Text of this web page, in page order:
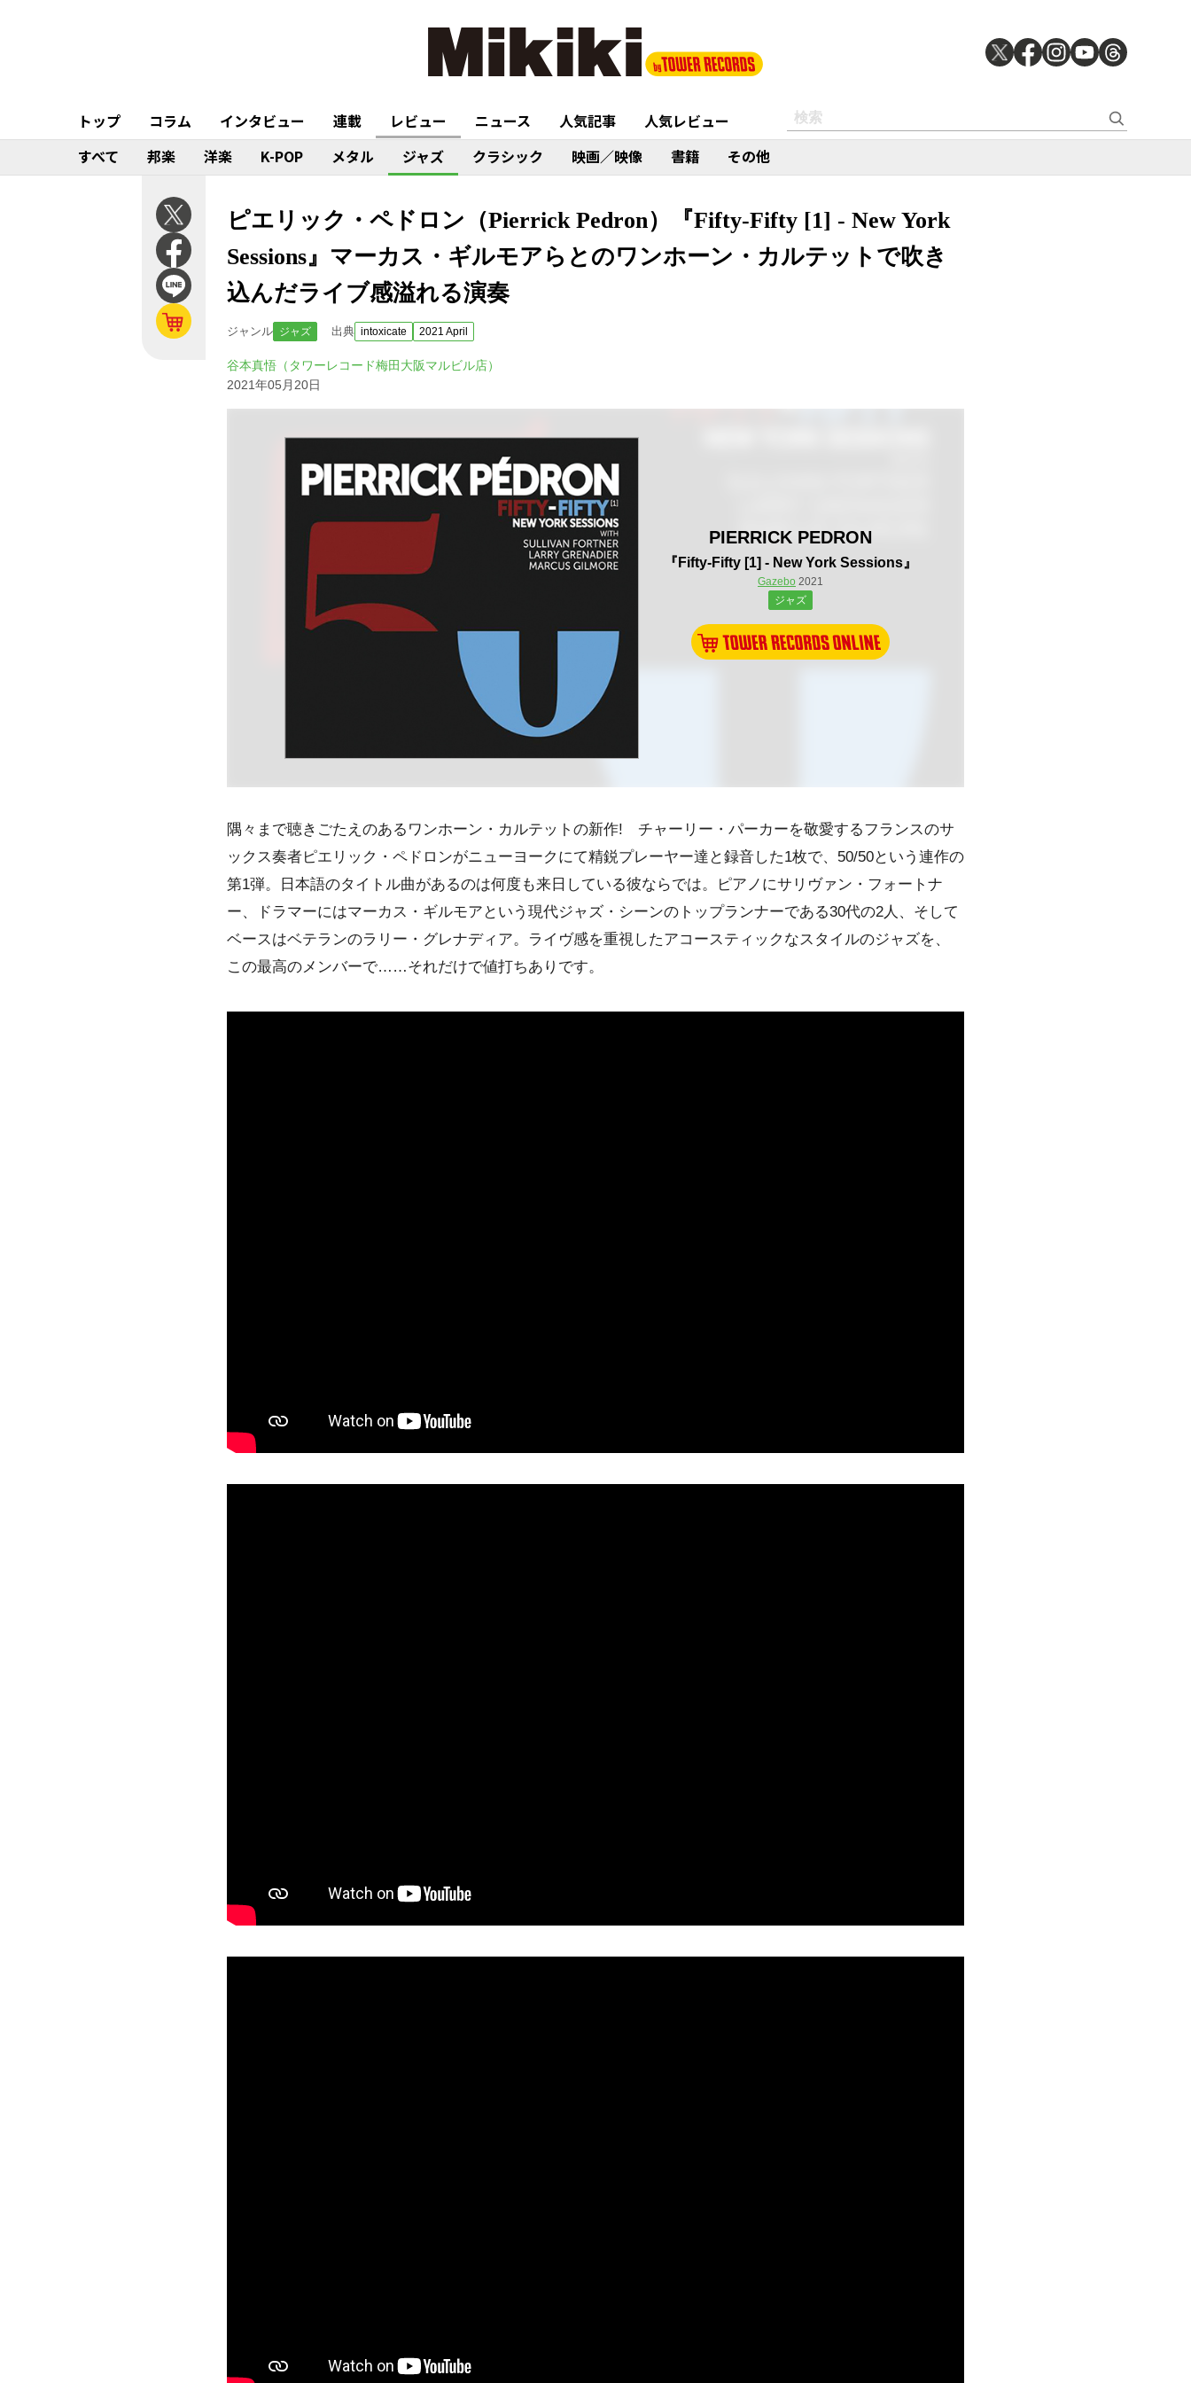
トップ コラム インタビュー 連載 レビュー ニュース 人気記事
人気レビュー
すべて
邦楽 洋楽 K-POP メタル ジャズ クラシック 映画／映像 書籍 その他
ピエリック・ペドロン（Pierrick Pedron）『Fifty-Fifty [1] - New York
Sessions』マーカス・ギルモアらとのワンホーン・カルテットで吹き
込んだライブ感溢れる演奏
ジャンル ジャズ 出典 intoxicate 2021 April
谷本真悟（タワーレコード梅田大阪マルビル店）
2021年05月20日
PIERRICK PEDRON
『Fifty-Fifty [1] - New York Sessions』
Gazebo 2021
ジャズ
隅々まで聴きごたえのあるワンホーン・カルテットの新作! チャーリー・パーカーを敬愛するフランスのサ
ックス奏者ピエリック・ペドロンがニューヨークにて精鋭プレーヤー達と録音した1枚で、50/50という連作の
第1弾。日本語のタイトル曲があるのは何度も来日している彼ならでは。ピアノにサリヴァン・フォートナ
ー、ドラマーにはマーカス・ギルモアという現代ジャズ・シーンのトップランナーである30代の2人、そして
ベースはベテランのラリー・グレナディア。ライヴ感を重視したアコースティックなスタイルのジャズを、
この最高のメンバーで……それだけで値打ちありです。